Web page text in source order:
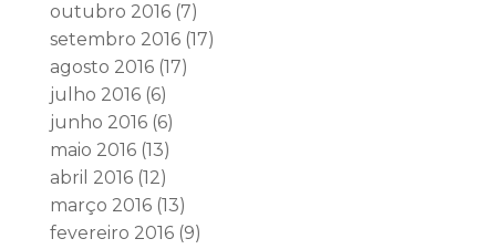
outubro 2016(7)
setembro 2016(17)
agosto 2016(17)
julho 2016(6)
junho 2016(6)
maio 2016(13)
abril 2016(12)
março 2016(13)
fevereiro 2016(9)